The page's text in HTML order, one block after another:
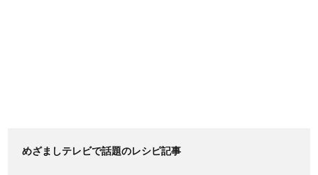
めざましテレビで話題のレシピ記事